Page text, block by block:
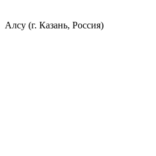
Алсу (г. Казань, Россия)